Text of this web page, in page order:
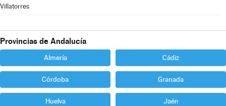
Villatorres
Provincias de Andalucía
Almería Cádiz
Córdoba Granada
Huelva Jaén